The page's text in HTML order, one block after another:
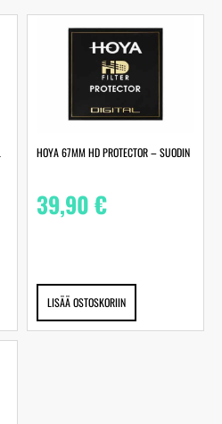
HOYA 67MM HD PROTECTOR – SUODIN
39,90€
LISÄÄ OSTOSKORIIN